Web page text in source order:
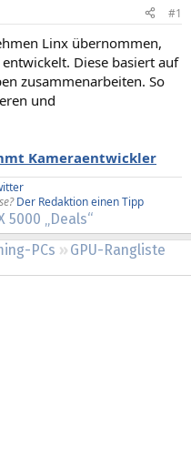
5000 „Deals“
PCs
GPU-Rangliste
#1
Linx übernommen,
Diese basiert auf
zusammenarbeiten. So
und
Kameraentwickler
Der Redaktion einen Tipp